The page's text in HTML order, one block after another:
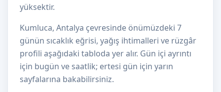
yüksektir.
Kumluca, Antalya çevresinde önümüzdeki 7
günün sıcaklık eğrisi, yağış ihtimalleri ve rüzgâr
profili aşağıdaki tabloda yer alır. Gün içi ayrıntı
için bugün ve saatlik; ertesi gün için yarın
sayfalarına bakabilirsiniz.